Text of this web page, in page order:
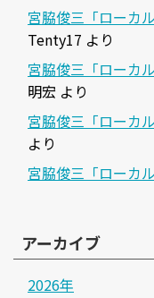
宮脇俊三「ローカ
Tenty17 より
宮脇俊三「ローカ
明宏 より
宮脇俊三「ローカ
より
宮脇俊三「ローカ
アーカイブ
2026年